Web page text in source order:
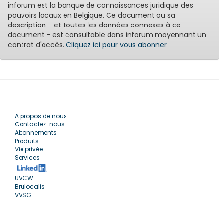
inforum est la banque de connaissances juridique des
pouvoirs locaux en Belgique. Ce document ou sa
description - et toutes les données connexes à ce
document - est consultable dans inforum moyennant un
contrat d'accès. Cliquez ici pour vous abonner
A propos de nous
Contactez-nous
Abonnements
Produits
Vie privée
Services
UVCW
Brulocalis
VVSG